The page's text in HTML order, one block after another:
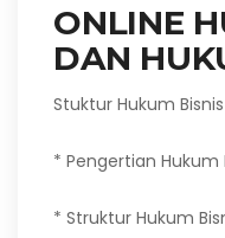
ONLINE
DAN
Stuktur Hukum
* Pengertian Hukum
* Struktur Hukum